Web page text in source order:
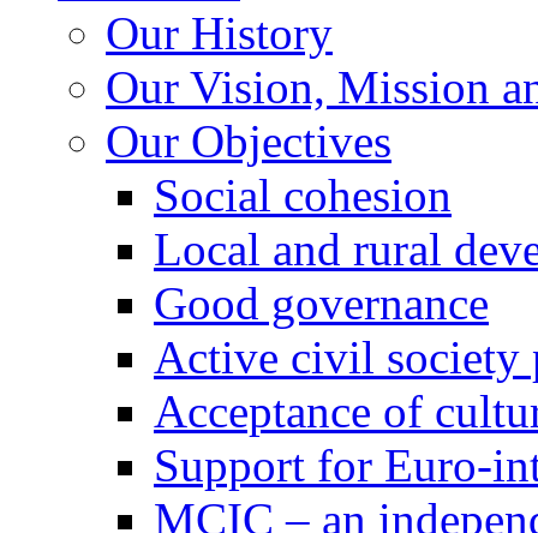
Our History
Our Vision, Mission
Our Objectives
Social cohesion
Local and rural
Good governance
Active civil society
Acceptance of
Support for Euro-
MCIC – an